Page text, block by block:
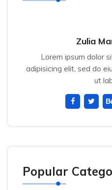
Zulia
Lorem ipsum dolor
adipisicing elit, sed do
ut
Popular